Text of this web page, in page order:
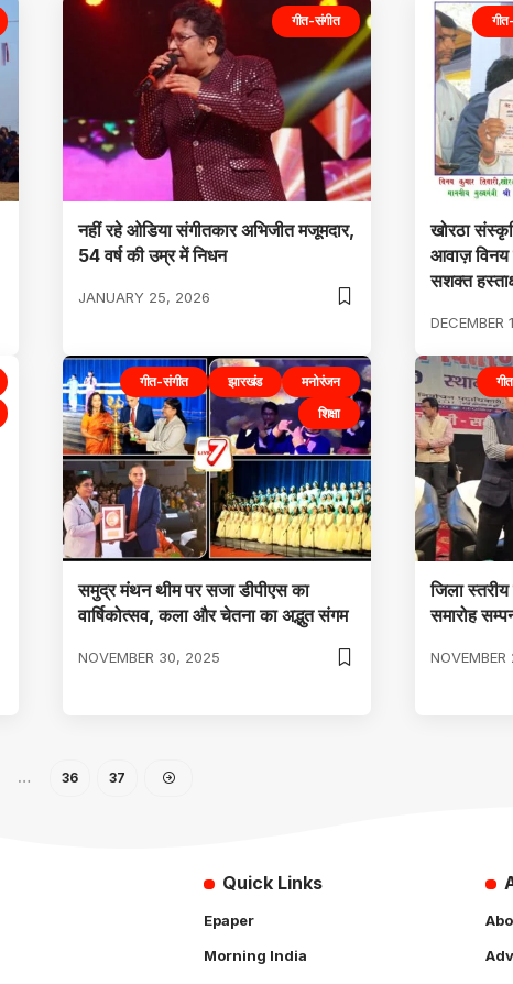
गीत-संगीत
नहीं रहे ओडिया संगीतकार अभिजीत मजूमदार,
54 वर्ष की उम्र में निधन
JANUARY 25, 2026
खोरठा
आवाज़ विनय
सशक्त
DECEMBER
गीत-संगीत झारखंड
मनोरंजन
शिक्षा
समुद्र मंथन थीम पर सजा डीपीएस का
वार्षिकोत्सव, कला और चेतना का अद्भुत संगम
NOVEMBER 30, 2025
जिला
समारोह
… 36 37
Quick Links
Epaper
Morning India